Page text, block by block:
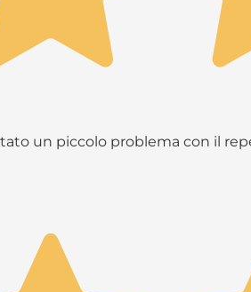
un piccolo problema con il